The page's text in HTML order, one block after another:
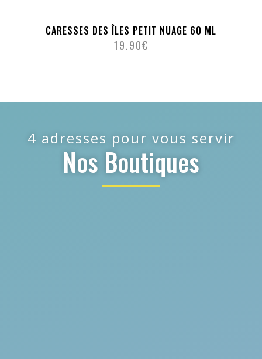
CARESSES DES ÎLES PETIT NUAGE 60 ML
19.90€
4 adresses pour vous servir
Nos Boutiques